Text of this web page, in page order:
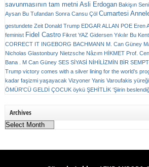
savunmasının tam metni Asli Erdogan Bakişın
Aysan Bu Tufandan Sonra Cansu Çöl Cumartesi
gestundete Zeit Donald Trump EDGAR ALLAN POE Eren
feminist Fidel Castro Fikret YAZ Gidersen Yıkılır Bu Kent
CORRECT IT INGEBORG BACHMANN M. Can Güney
Nicholas Glastonbury Nietzsche Nâzım HİKMET Prof.
Bana . M Can Güney SES SİYASİ NİHİLİZMİN BİR
Trump victory comes with a silver lining for the world’s
kadar faşizmi yaşayacak Vizyoner Yanis Varoufakis
ÖMÜR'CÜ GELDİ ÇOCUK öykü ŞEHİTLİK ‘Şiirin
Archives
Archives